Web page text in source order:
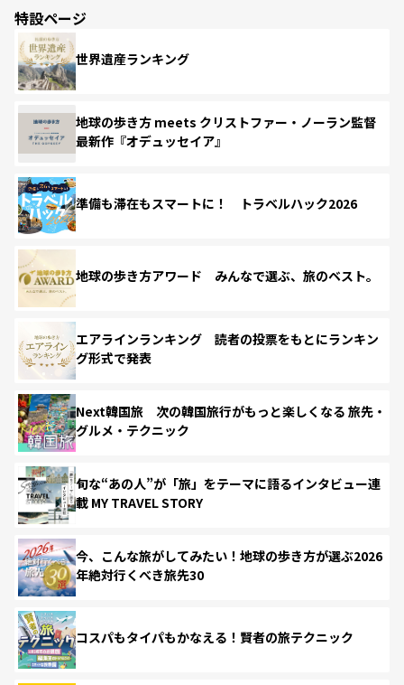
特設ページ
世界遺産ランキング
地球の歩き方 meets クリストファー・ノーラン監督
最新作『オデュッセイア』
準備も滞在もスマートに！ トラベルハック2026
地球の歩き方アワード みんなで選ぶ、旅のベスト。
エアラインランキング 読者の投票をもとにランキン
グ形式で発表
Next韓国旅 次の韓国旅行がもっと楽しくなる 旅先・
グルメ・テクニック
旬な“あの人”が「旅」をテーマに語るインタビュー連
載 MY TRAVEL STORY
今、こんな旅がしてみたい！地球の歩き方が選ぶ2026
年絶対行くべき旅先30
コスパもタイパもかなえる！賢者の旅テクニック